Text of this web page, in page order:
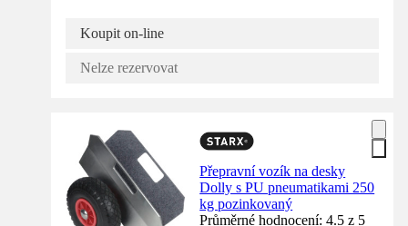
Koupit on-line
Nelze rezervovat
Přepravní vozík na desky
Dolly s PU pneumatikami 250
kg pozinkovaný
Průměrné hodnocení: 4.5 z 5